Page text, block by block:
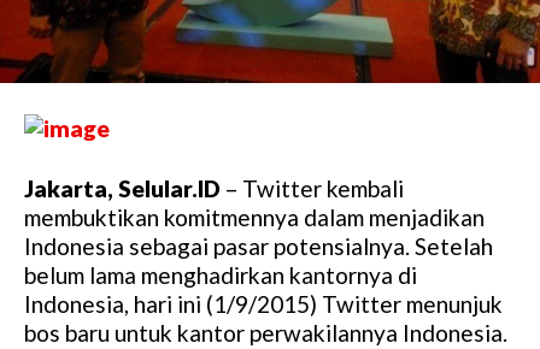
Jakarta, Selular.ID – Twitter kembali
membuktikan komitmennya dalam menjadikan
Indonesia sebagai pasar potensialnya. Setelah
belum lama menghadirkan kantornya di
Indonesia, hari ini (1/9/2015) Twitter menunjuk
bos baru untuk kantor perwakilannya Indonesia.